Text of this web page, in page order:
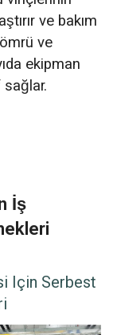
ve bakım
ve
ekipman
İş
Için Serbest